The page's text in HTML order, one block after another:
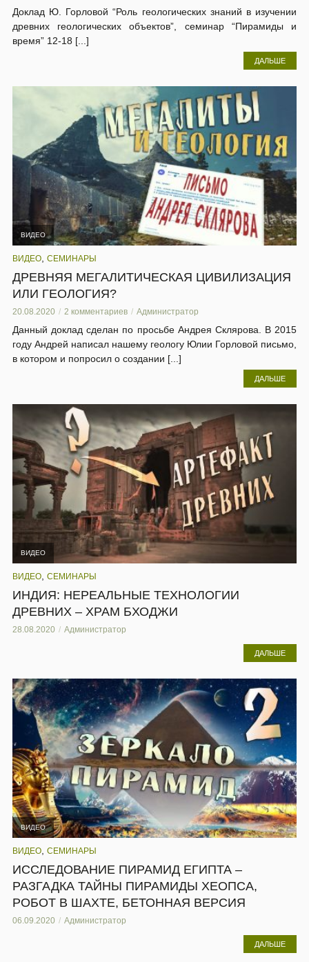
Доклад Ю. Горловой “Роль геологических знаний в изучении
древних геологических объектов”, семинар “Пирамиды и
время” 12-18 [...]
ДАЛЬШЕ
ВИДЕО
ВИДЕО СЕМИНАРЫ
ДРЕВНЯЯ МЕГАЛИТИЧЕСКАЯ ЦИВИЛИЗАЦИЯ
ИЛИ ГЕОЛОГИЯ?
20.08.2020 2 комментариев Администратор
Данный доклад сделан по просьбе Андрея Склярова. В 2015
году Андрей написал нашему геологу Юлии Горловой письмо,
в котором и попросил о создании [...]
ДАЛЬШЕ
ВИДЕО
ВИДЕО СЕМИНАРЫ
ИНДИЯ: НЕРЕАЛЬНЫЕ ТЕХНОЛОГИИ
ДРЕВНИХ – ХРАМ БХОДЖИ
28.08.2020 Администратор
ДАЛЬШЕ
ВИДЕО
ВИДЕО СЕМИНАРЫ
ИССЛЕДОВАНИЕ ПИРАМИД ЕГИПТА –
РАЗГАДКА ТАЙНЫ ПИРАМИДЫ ХЕОПСА,
РОБОТ В ШАХТЕ, БЕТОННАЯ ВЕРСИЯ
06.09.2020 Администратор
ДАЛЬШЕ